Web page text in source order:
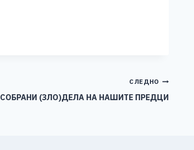
СЛЕДНО
СОБРАНИ (ЗЛО)ДЕЛА НА НАШИТЕ ПРЕДЦИ